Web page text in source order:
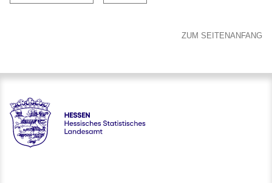
ZUM SEITENANFANG
Hessen - Hessisches Statistisches Landesamt